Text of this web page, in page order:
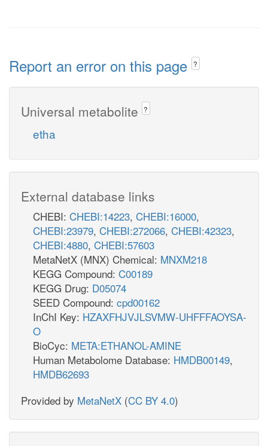
Report an error on this page ?
Universal metabolite ?
etha
External database links
CHEBI: CHEBI:14223, CHEBI:16000,
CHEBI:23979, CHEBI:272066, CHEBI:42323,
CHEBI:4880, CHEBI:57603
MetaNetX (MNX) Chemical: MNXM218
KEGG Compound: C00189
KEGG Drug: D05074
SEED Compound: cpd00162
InChI Key: HZAXFHJVJLSVMW-UHFFFAOYSA-
O
BioCyc: META:ETHANOL-AMINE
Human Metabolome Database: HMDB00149,
HMDB62693
Provided by MetaNetX (CC BY 4.0)